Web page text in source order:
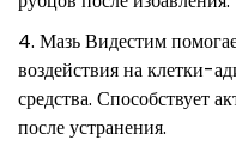
Мазь Видестим
воздействия на клетки-
средства. Способствует
после устранения.